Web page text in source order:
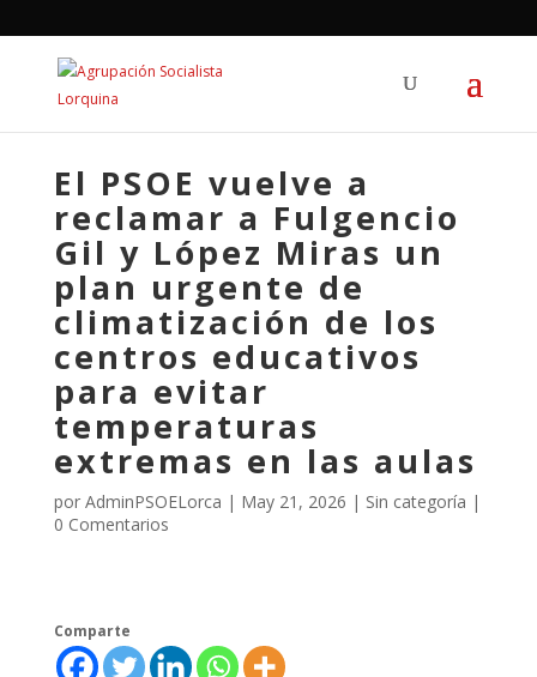
El PSOE vuelve a
reclamar a Fulgencio
Gil y López Miras un
plan urgente de
climatización de los
centros educativos
para evitar
temperaturas
extremas en las aulas
por AdminPSOELorca | May 21, 2026 | Sin categoría |
0 Comentarios
Comparte